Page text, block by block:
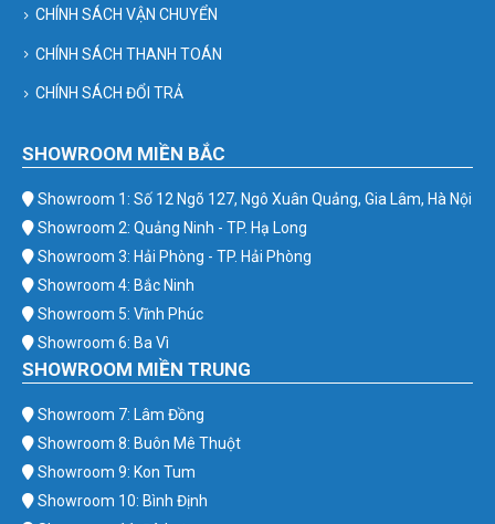
CHÍNH SÁCH VẬN CHUYỂN
CHÍNH SÁCH THANH TOÁN
CHÍNH SÁCH ĐỔI TRẢ
SHOWROOM MIỀN BẮC
Showroom 1: Số 12 Ngõ 127, Ngô Xuân Quảng, Gia Lâm, Hà Nội
Showroom 2: Quảng Ninh - TP. Hạ Long
Showroom 3: Hải Phòng - TP. Hải Phòng
Showroom 4: Bắc Ninh
Showroom 5: Vĩnh Phúc
Showroom 6: Ba Vì
SHOWROOM MIỀN TRUNG
Showroom 7: Lâm Đồng
Showroom 8: Buôn Mê Thuột
Showroom 9: Kon Tum
Showroom 10: Bình Định